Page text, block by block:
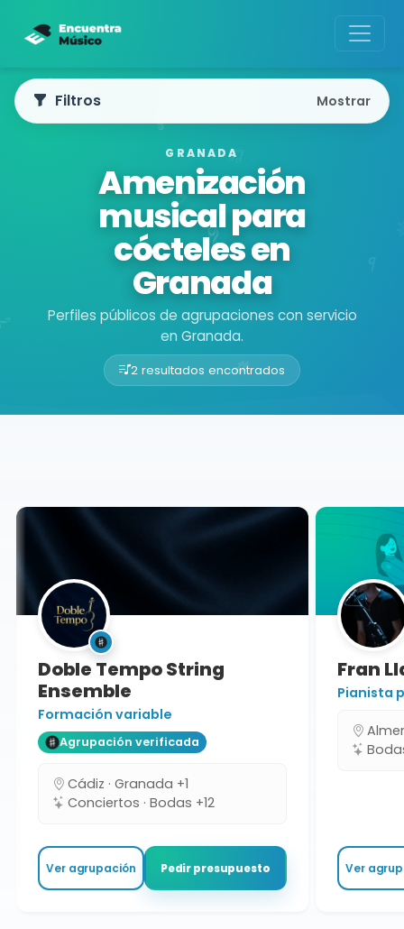
GRANADA
Amenización
musical para
cócteles en
Granada
Perfiles públicos de agrupaciones con servicio
en Granada.
2 resultados encontrados
Buscador de músicos
Filtros Mostrar
Doble Tempo String
Ensemble
Formación variable
Agrupación verificada
Cádiz · Granada +1
Conciertos · Bodas +12
Ver agrupación Pedir presupuesto
Fran
Pianista
Bodas
Ver